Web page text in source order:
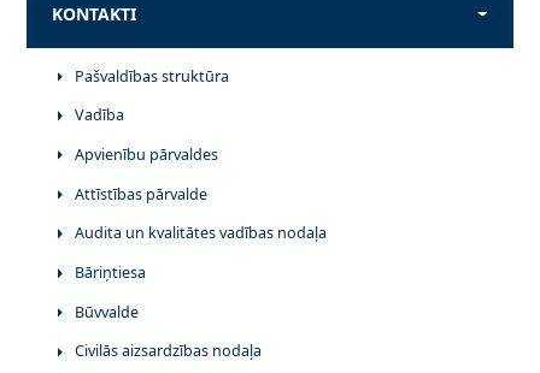
KONTAKTI
Pašvaldības struktūra
Vadība
Apvienību pārvaldes
Attīstības pārvalde
Audita un kvalitātes vadības nodaļa
Bāriņtiesa
Būvvalde
Civilās aizsardzības nodaļa